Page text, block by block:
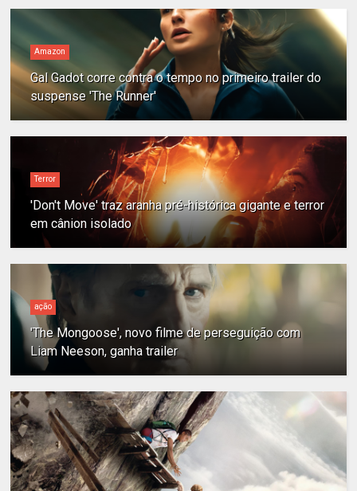
Amazon
Gal Gadot corre contra o tempo no primeiro trailer do
suspense 'The Runner'
Terror
'Don't Move' traz aranha pré-histórica gigante e terror
em cânion isolado
ação
'The Mongoose', novo filme de perseguição com
Liam Neeson, ganha trailer